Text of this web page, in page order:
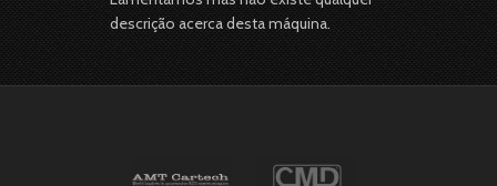
descrição acerca desta máquina.